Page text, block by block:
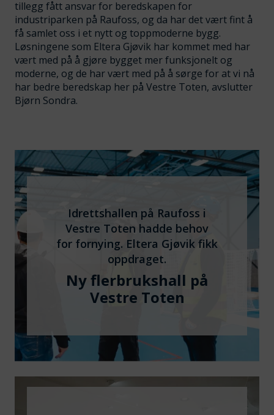
tillegg fått ansvar for beredskapen for
industriparken på Raufoss, og da har det vært fint å
få samlet oss i et nytt og toppmoderne bygg.
Løsningene som Eltera Gjøvik har kommet med har
vært med på å gjøre bygget mer funksjonelt og
moderne, og de har vært med på å sørge for at vi nå
har bedre beredskap her på Vestre Toten, avslutter
Bjørn Sondra.
Idrettshallen på Raufoss i
Vestre Toten hadde behov
for fornying. Eltera Gjøvik fikk
oppdraget.
Ny flerbrukshall på
Vestre Toten